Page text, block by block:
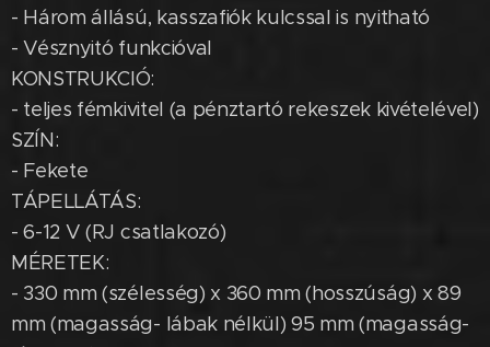
- Három állású, kasszafiók kulcssal is nyitható
- Vésznyitó funkcióval
KONSTRUKCIÓ:
- teljes fémkivitel (a pénztartó rekeszek kivételével)
SZÍN:
- Fekete
TÁPELLÁTÁS:
- 6-12 V (RJ csatlakozó)
MÉRETEK:
- 330 mm (szélesség) x 360 mm (hosszúság) x 89
mm (magasság- lábak nélkül) 95 mm (magasság-